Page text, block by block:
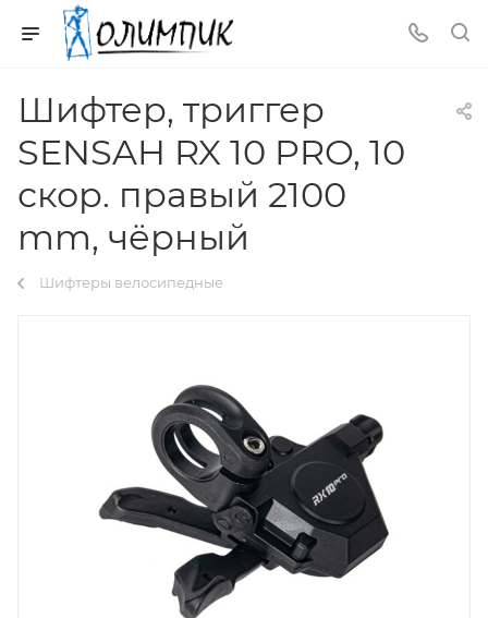
Шифтер, триггер
SENSAH RX 10 PRO, 10
скор. правый 2100
mm, чёрный
Шифтеры велосипедные